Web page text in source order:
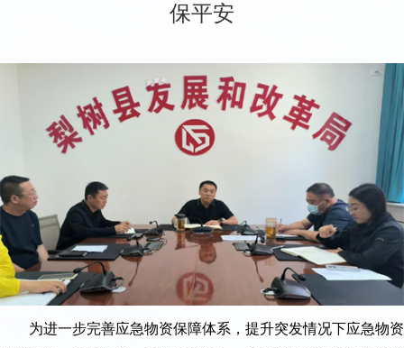
保平安
为进一步完善应急物资保障体系，提升突发情况下应急物资